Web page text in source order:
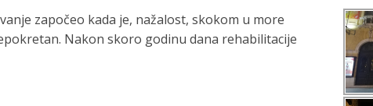
započeo kada je, nažalost, skokom u more
Nakon skoro godinu dana rehabilitacije